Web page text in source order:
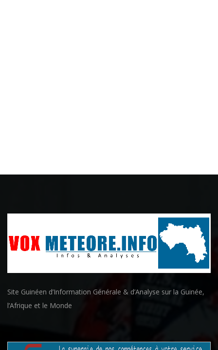
Site Guinéen d’Information Générale & d’Analyse sur la Guinée,
l’Afrique et le Monde